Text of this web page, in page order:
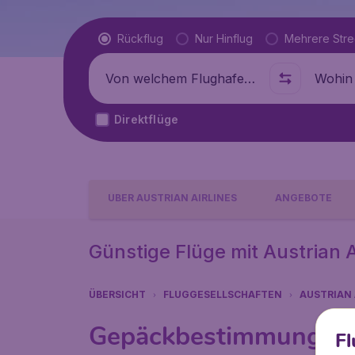
Flugtyp
Rückflug Nur Hinflug Mehrere
Abflug von Wohin
Direktflüge
ÜBER AUSTRIAN AIRLINES ANGEBOTE
Günstige Flüge mit Austrian
ÜBERSICHT FLUGGESELLSCHAFTEN AUSTRIAN